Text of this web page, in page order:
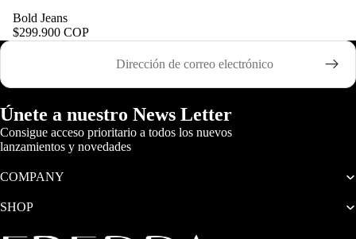
Bold Jeans
$299.900 COP
Correo electrónico
Únete a nuestro News Letter
Consigue acceso prioritario a todos los nuevos
lanzamientos y novedades
COMPANY
SHOP